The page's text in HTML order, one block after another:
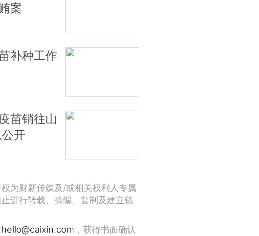
案
补种工作
苗销往山
开
为财新传媒及/或相关权利人专属
进行转载、摘编、复制及建立镜
hello@caixin.com ，获得书面确认